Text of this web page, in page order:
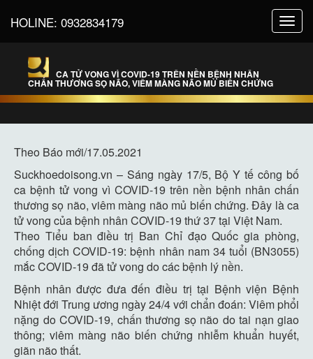
HOLINE: 0932834179
CA TỬ VONG VÌ COVID-19 TRÊN NỀN BỆNH NHÂN
CHẤN THƯƠNG SỌ NÃO, VIÊM MÀNG NÃO MỦ BIẾN CHỨNG
Theo Báo mới/17.05.2021
Suckhoedoisong.vn – Sáng ngày 17/5, Bộ Y tế công bố
ca bệnh tử vong vì COVID-19 trên nền bệnh nhân chấn
thương sọ não, viêm màng não mủ biến chứng. Đây là ca
tử vong của bệnh nhân COVID-19 thứ 37 tại Việt Nam.
Theo Tiểu ban điều trị Ban Chỉ đạo Quốc gia phòng,
chống dịch COVID-19: bệnh nhân nam 34 tuổi (BN3055)
mắc COVID-19 đã tử vong do các bệnh lý nền.
Bệnh nhân được đưa đến điều trị tại Bệnh viện Bệnh
Nhiệt đới Trung ương ngày 24/4 với chẩn đoán: Viêm phổi
nặng do COVID-19, chấn thương sọ não do tai nạn giao
thông; viêm màng não biến chứng nhiễm khuẩn huyết,
giãn não thất.